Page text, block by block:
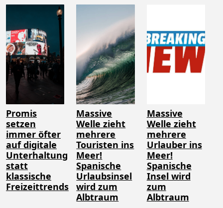
Promis
setzen
immer öfter
auf digitale
Unterhaltung
statt
klassische
Freizeittrends
Massive
Welle zieht
mehrere
Touristen ins
Meer!
Spanische
Urlaubsinsel
wird zum
Albtraum
Massive
Welle zieht
mehrere
Urlauber ins
Meer!
Spanische
Insel wird
zum
Albtraum